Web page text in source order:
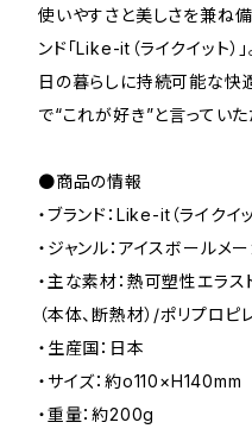
使いやすさと美しさを兼ね
ンド「Like-it（ライクイット）
日の暮らしに持続可能な快
で“これが好き”と言ってい
●商品の情報
・ブランド：Like-it（ライクイ
・ジャンル：アイスボールメ
・主な素材：熱可塑性エラス
（本体、断熱材）/ポリプロピ
・生産国：日本
・サイズ：約o110×H140mm
・重量：約200g